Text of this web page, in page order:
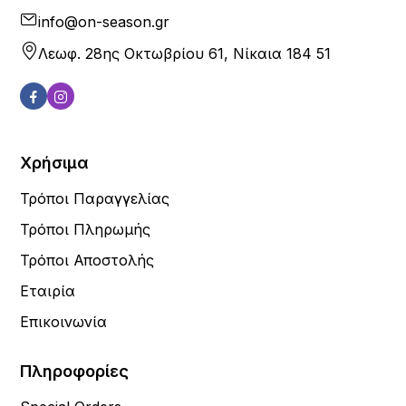
info@on-season.gr
Λεωφ. 28ης Οκτωβρίου 61, Νίκαια 184 51
Χρήσιμα
Τρόποι Παραγγελίας
Τρόποι Πληρωμής
Τρόποι Αποστολής
Εταιρία
Επικοινωνία
Πληροφορίες